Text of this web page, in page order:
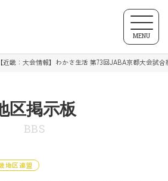
MENU
【近畿：大会情報】わかさ生活 第73回JABA京都大会試
区掲示板
BBS
地区連盟